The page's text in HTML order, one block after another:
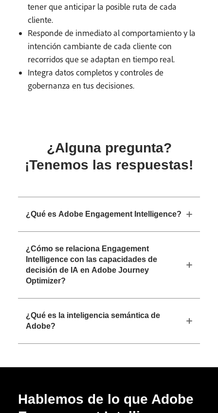
tener que anticipar la posible ruta de cada
cliente.
Responde de inmediato al comportamiento y la
intención cambiante de cada cliente con
recorridos que se adaptan en tiempo real.
Integra datos completos y controles de
gobernanza en tus decisiones.
¿Alguna pregunta?
¡Tenemos las respuestas!
¿Qué es Adobe Engagement Intelligence?
¿Cómo se relaciona Engagement
Intelligence con las capacidades de
decisión de IA en Adobe Journey
Optimizer?
¿Qué es la inteligencia semántica de
Adobe?
Hablemos de lo que Adobe